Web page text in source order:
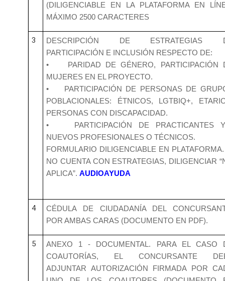
(DILIGENCIABLE EN LA PLATAFORMA EN
MÁXIMO 2500 CARACTERES
3
DESCRIPCIÓN DE ESTRATEGIAS
PARTICIPACIÓN E INCLUSIÓN RESPECTO DE:
• PARIDAD DE GÉNERO, PARTICIPACIÓN
MUJERES EN EL PROYECTO.
• PARTICIPACIÓN DE PERSONAS DE
POBLACIONALES: ÉTNICOS, LGTBIQ+,
PERSONAS CON DISCAPACIDAD.
• PARTICIPACIÓN DE PRACTICANTES
NUEVOS PROFESIONALES O TÉCNICOS.
FORMULARIO DILIGENCIABLE EN
NO CUENTA CON ESTRATEGIAS, DILIGENCIAR
APLICA”. AUDIOAYUDA
4
CÉDULA DE CIUDADANÍA DEL
POR AMBAS CARAS (DOCUMENTO EN PDF).
5
ANEXO 1 - DOCUMENTAL. PARA EL CASO
COAUTORÍAS, EL CONCURSANTE
ADJUNTAR AUTORIZACIÓN FIRMADA POR